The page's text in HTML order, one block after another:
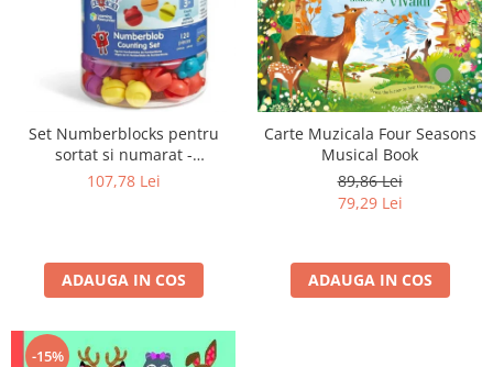
Set Numberblocks pentru
sortat si numarat -
Numberblob
107,78 Lei
ADAUGA IN COS
Carte Muzicala Four Seasons
Musical Book
89,86 Lei
79,29 Lei
ADAUGA IN COS
-15%